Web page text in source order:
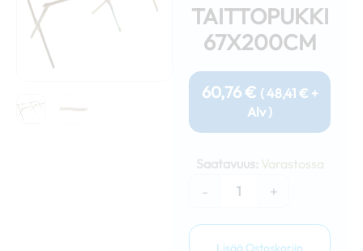
TAITTOPUKKI
67X200CM
60,76 € (48,41 € +
Alv )
Saatavuus: Varastossa
-
67x200cm
määrä
+
Lisää Ostoskoriin